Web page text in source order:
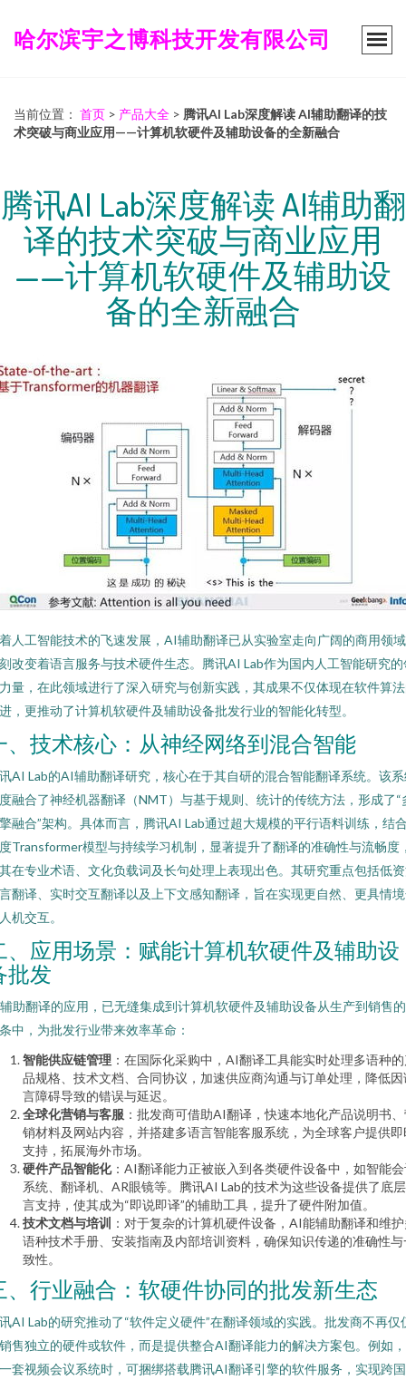
哈尔滨宇之博科技开发有限公司
当前位置： 首页 > 产品大全 > 腾讯AI Lab深度解读 AI辅助翻译的技
术突破与商业应用——计算机软硬件及辅助设备的全新融合
腾讯AI Lab深度解读 AI辅助翻
译的技术突破与商业应用
——计算机软硬件及辅助设
备的全新融合
人工智能技术的飞速发展，AI辅助翻译已从实验室走向广阔的商用领
改变着语言服务与技术硬件生态。腾讯AI Lab作为国内人工智能研究的
量，在此领域进行了深入研究与创新实践，其成果不仅体现在软件算
，更推动了计算机软硬件及辅助设备批发行业的智能化转型。
、技术核心：从神经网络到混合智能
AI Lab的AI辅助翻译研究，核心在于其自研的混合智能翻译系统。该
融合了神经机器翻译（NMT）与基于规则、统计的传统方法，形成了“
融合”架构。具体而言，腾讯AI Lab通过超大规模的平行语料训练，结
Transformer模型与持续学习机制，显著提升了翻译的准确性与流畅度
在专业术语、文化负载词及长句处理上表现出色。其研究重点包括低
翻译、实时交互翻译以及上下文感知翻译，旨在实现更自然、更具情
机交互。
、应用场景：赋能计算机软硬件及辅助设
批发
助翻译的应用，已无缝集成到计算机软硬件及辅助设备从生产到销售
中，为批发行业带来效率革命：
智能供应链管理 ：在国际化采购中，AI翻译工具能实时处理多语种
品规格、技术文档、合同协议，加速供应商沟通与订单处理，降低因
言障碍导致的错误与延迟。
全球化营销与客服 ：批发商可借助AI翻译，快速本地化产品说明书
销材料及网站内容，并搭建多语言智能客服系统，为全球客户提供即
支持，拓展海外市场。
硬件产品智能化：AI翻译能力正被嵌入到各类硬件设备中，如智能
系统、翻译机、AR眼镜等。腾讯AI Lab的技术为这些设备提供了底
言支持，使其成为“即说即译”的辅助工具，提升了硬件附加值。
技术文档与培训 ：对于复杂的计算机硬件设备，AI能辅助翻译和维
语种技术手册、安装指南及内部培训资料，确保知识传递的准确性与
致性。
、行业融合：软硬件协同的批发新生态
AI Lab的研究推动了“软件定义硬件”在翻译领域的实践。批发商不再仅
售独立的硬件或软件，而是提供整合AI翻译能力的解决方案包。例如
套视频会议系统时，可捆绑搭载腾讯AI翻译引擎的软件服务，实现跨